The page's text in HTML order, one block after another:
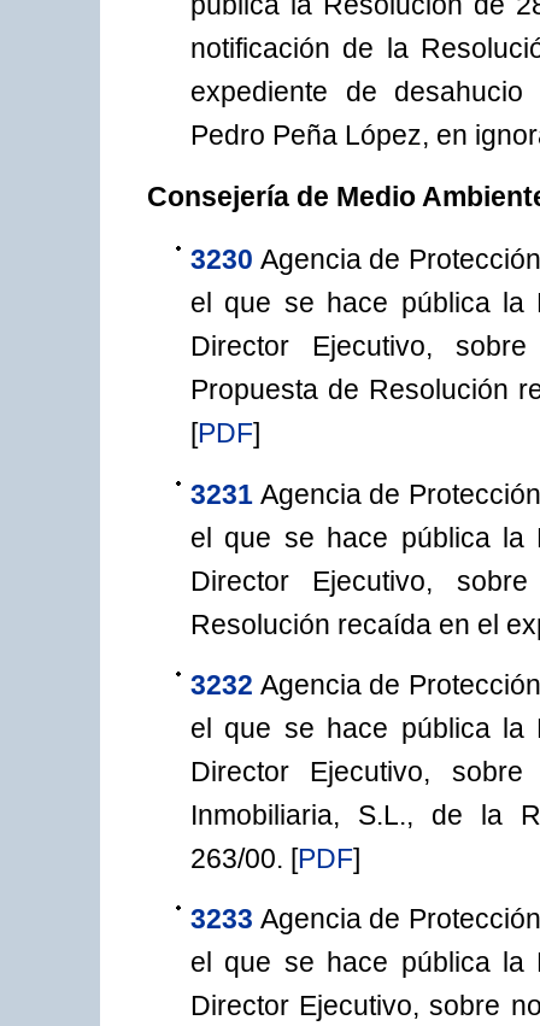
notificación de la
expediente de
Pedro Peña López, en
Consejería de Medio
3230 Agencia de
el que se hace pública la
Director Ejecutivo,
Propuesta de Resolución
[PDF]
3231 Agencia de
el que se hace pública la
Director Ejecutivo,
Resolución recaída en el
3232 Agencia de
el que se hace pública la
Director Ejecutivo,
Inmobiliaria, S.L., de la
263/00. [PDF]
3233 Agencia de
el que se hace pública la
Director Ejecutivo, sobre